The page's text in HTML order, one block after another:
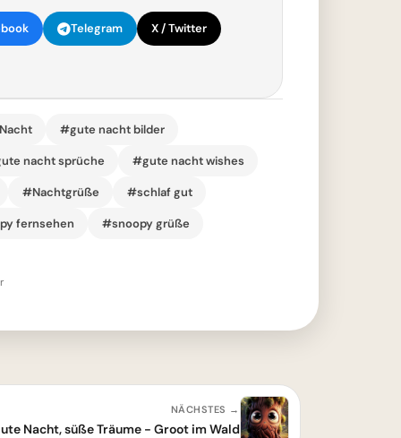
Telegram X / Twitter
#gute nacht bilder
nacht sprüche #gute nacht wishes
#Nachtgrüße #schlaf gut
fernsehen #snoopy grüße
NÄCHSTES →
Nacht, süße Träume - Groot im Wald